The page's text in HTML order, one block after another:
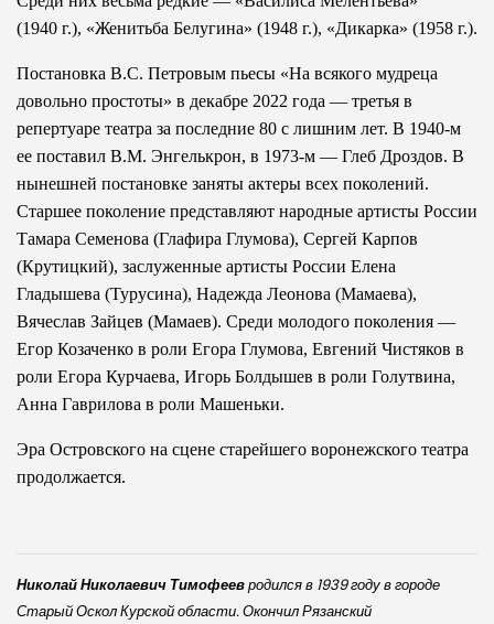
(1940 г.), «Женитьба Белугина» (1948 г.), «Дикарка» (1958 г.).
Постановка В.С. Петровым пьесы «На всякого мудреца
довольно простоты» в декабре 2022 года — третья в
репертуаре театра за последние 80 с лишним лет. В 1940-м
ее поставил В.М. Энгелькрон, в 1973-м — Глеб Дроздов. В
нынешней постановке заняты актеры всех поколений.
Старшее поколение представляют народные артисты России
Тамара Семенова (Глафира Глумова), Сергей Карпов
(Крутицкий), заслуженные артисты России Елена
Гладышева (Турусина), Надежда Леонова (Мамаева),
Вячеслав Зайцев (Мамаев). Среди молодого поколения —
Егор Козаченко в роли Егора Глумова, Евгений Чистяков в
роли Егора Курчаева, Игорь Болдышев в роли Голутвина,
Анна Гаврилова в роли Машеньки.
Эра Островского на сцене старейшего воронежского театра
продолжается.
Николай Николаевич Тимофеевродился в 1939 году в городе
Старый Оскол Курской области. Окончил Рязанский